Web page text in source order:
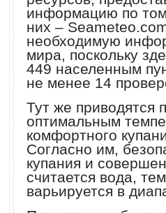
информацию по
них –
необходимую
мира, поскольку
449 населенным
не менее 14
Тут же приводятся
оптимальным
комфортного
Согласно им,
купания и
считается вода,
варьируется в